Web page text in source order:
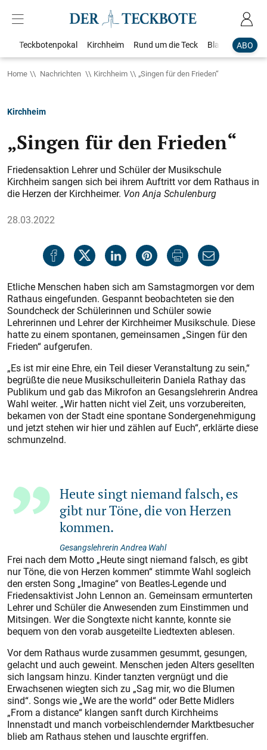
ABO
Teckbotenpokal Kirchheim Rund um die Teck Blaulicht
Home Nachrichten Kirchheim „Singen für den Frieden“
Kirchheim
„Singen für den Frieden“
Friedensaktion Lehrer und Schüler der Musikschule
Kirchheim sangen sich bei ihrem Auftritt vor dem Rathaus in
die Herzen der Kirchheimer. Von Anja Schulenburg
28.03.2022
Etliche Menschen haben sich am Samstagmorgen vor dem
Rathaus eingefunden. Gespannt beobachteten sie den
Soundcheck der Schülerinnen und Schüler sowie
Lehrerinnen und Lehrer der Kirchheimer Musikschule. Diese
hatte zu einem spontanen, gemeinsamen „Singen für den
Frieden“ aufgerufen.
„Es ist mir eine Ehre, ein Teil dieser Veranstaltung zu sein,“
begrüßte die neue Musikschulleiterin Daniela Rathay das
Publikum und gab das Mikrofon an Gesangslehrerin Andrea
Wahl weiter. „Wir hatten nicht viel Zeit, uns vorzubereiten,
bekamen von der Stadt eine spontane Sondergenehmigung
und jetzt stehen wir hier und zählen auf Euch“, erklärte diese
schmunzelnd.
Heute singt niemand falsch, es
gibt nur Töne, die von Herzen
kommen.
Gesangslehrerin Andrea Wahl
Frei nach dem Motto „Heute singt niemand falsch, es gibt
nur Töne, die von Herzen kommen“ stimmte Wahl sogleich
den ersten Song „Imagine“ von Beatles-Legende und
Friedensaktivist John Lennon an. Gemeinsam ermunterten
Lehrer und Schüler die Anwesenden zum Einstimmen und
Mitsingen. Wer die Songtexte nicht kannte, konnte sie
bequem von den vorab ausgeteilte Liedtexten ablesen.
Vor dem Rathaus wurde zusammen gesummt, gesungen,
gelacht und auch geweint. Menschen jeden Alters gesellten
sich langsam hinzu. Kinder tanzten vergnügt und die
Erwachsenen wiegten sich zu „Sag mir, wo die Blumen
sind“. Songs wie „We are the world“ oder Bette Midlers
„From a distance“ klangen sanft durch Kirchheims
Innenstadt und manch vorbeischlendernder Marktbesucher
blieb am Rathaus stehen und lauschte ergriffen.